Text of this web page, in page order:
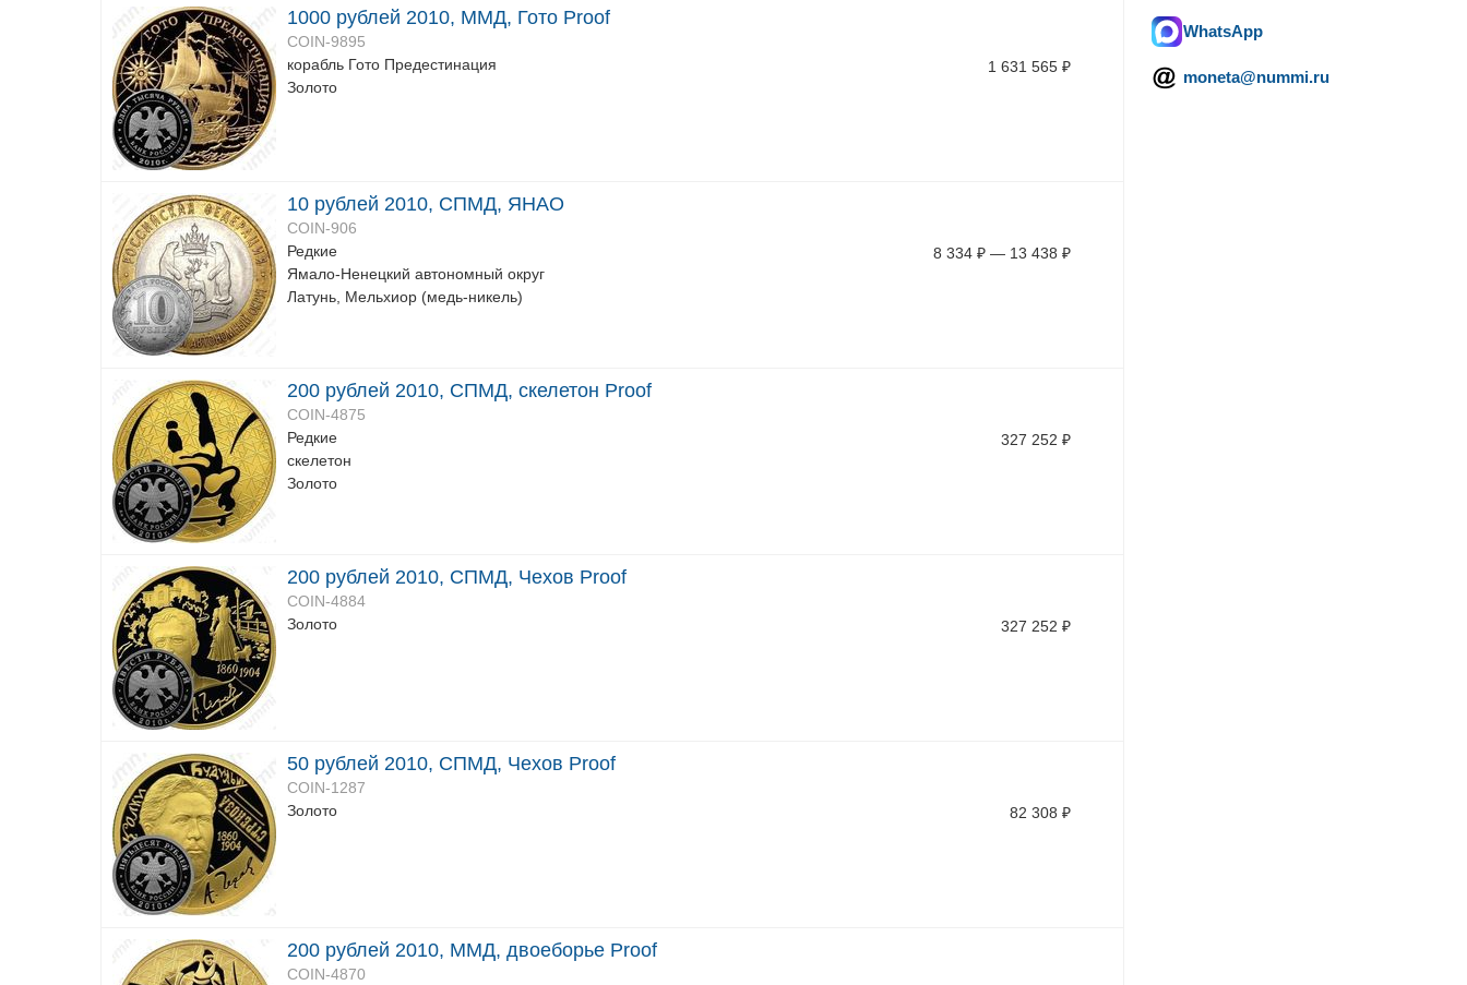
1000 рублей 2010, ММД, Гото Proof
COIN-9895
корабль Гото Предестинация
Золото
1 631 565 ₽
10 рублей 2010, СПМД, ЯНАО
COIN-906
Редкие
Ямало-Ненецкий автономный округ
Латунь, Мельхиор (медь-никель)
8 334 ₽ — 13 438 ₽
200 рублей 2010, СПМД, скелетон Proof
COIN-4875
Редкие
скелетон
Золото
327 252 ₽
200 рублей 2010, СПМД, Чехов Proof
COIN-4884
Золото
327 252 ₽
50 рублей 2010, СПМД, Чехов Proof
COIN-1287
Золото
82 308 ₽
200 рублей 2010, ММД, двоеборье Proof
COIN-4870
WhatsApp
moneta@nummi.ru